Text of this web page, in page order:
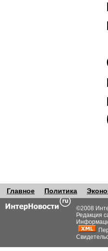
Главное Политика
©2008
Редакция